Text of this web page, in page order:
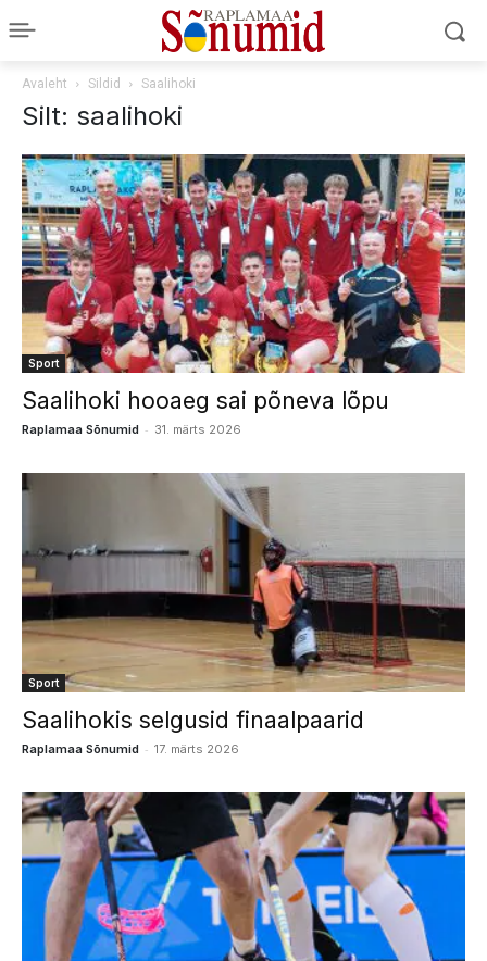
Avaleht Sildid Saalihoki
Silt: saalihoki
Sport
Saalihoki hooaeg sai põneva lõpu
Raplamaa Sõnumid - 31. märts 2026
Sport
Saalihokis selgusid finaalpaarid
Raplamaa Sõnumid - 17. märts 2026